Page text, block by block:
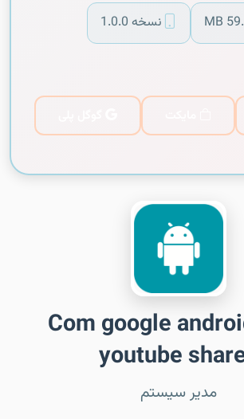
نسخه 1.0.0
Com google
youtube
مدیر سیستم